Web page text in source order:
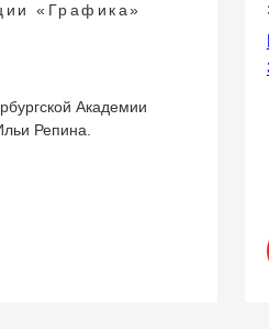
«Графика»
Академии
Репина.